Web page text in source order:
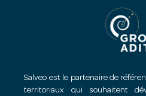
Salveo est le partenaire de
territoriaux qui souhaitent